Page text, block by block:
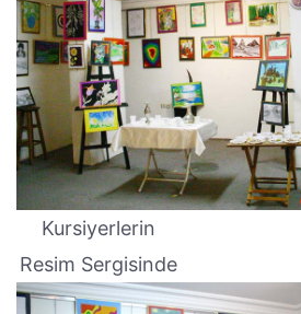
Kursiyerlerin
Resim Sergisinde